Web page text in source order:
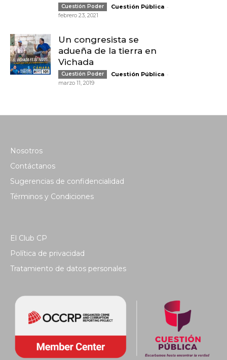
Cuestión Poder Cuestión Pública -
febrero 23, 2021
Un congresista se
adueña de la tierra en
Vichada
Cuestión Poder Cuestión Pública -
marzo 11, 2019
Nosotros
Contáctanos
Sugerencias de confidencialidad
Términos y Condiciones
El Club CP
Política de privacidad
Tratamiento de datos personales